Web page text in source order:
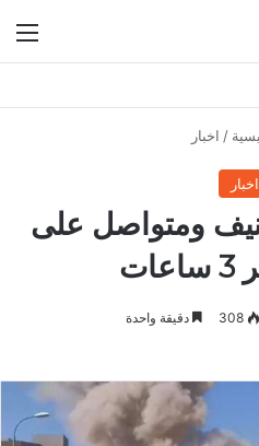
بالثبات على مواقفه
/ اخبار
اخبار
ومتواصل على
308 دقيقة واحدة